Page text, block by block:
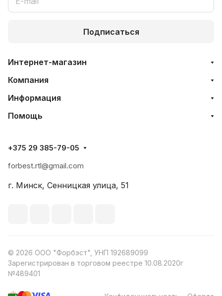
Подписаться
Интернет-магазин
Компания
Информация
Помощь
+375 29 385-79-05
forbest.rtl@gmail.com
г. Минск, Сенницкая улица, 51
© 2026 ООО "Форбэст", УНП 192689099
Зарегистрирован в торговом реестре 10.08.2020г
№489401